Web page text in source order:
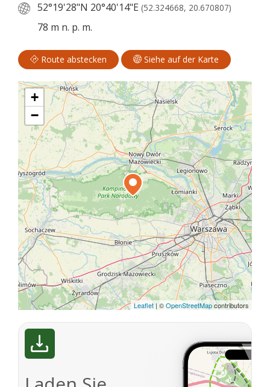
52°19'28"N 20°40'14"E (52.324668, 20.670807)
78 m n. p. m.
Route abstecken Siehe auf der Karte
+
−
Leaflet | ©OpenStreetMapcontributors